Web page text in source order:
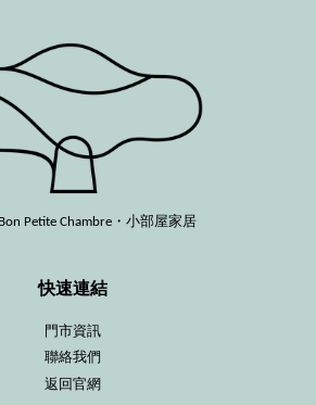
Petite Chambre・小部屋家居
快速連結
門市資訊
聯絡我們
返回官網